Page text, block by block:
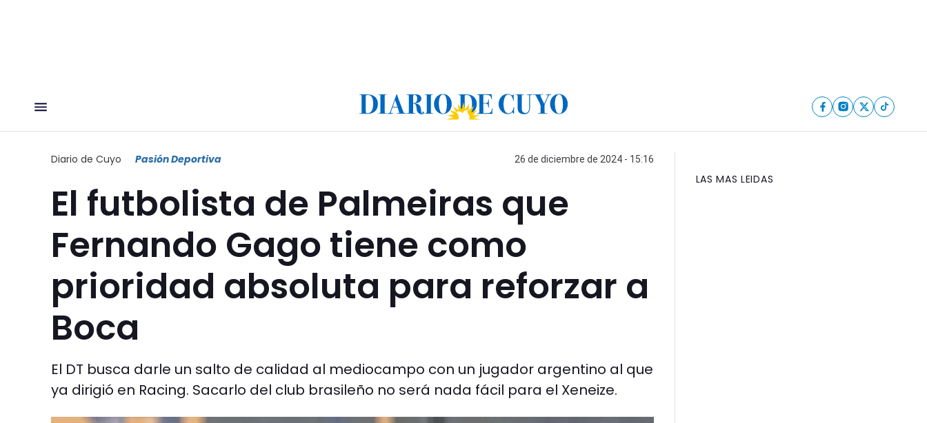
Diario de Cuyo Pasión Deportiva 26 de diciembre de 2024 - 15:16
El futbolista de Palmeiras que
Fernando Gago tiene como
prioridad absoluta para reforzar a
Boca
El DT busca darle un salto de calidad al mediocampo con un jugador argentino al que
ya dirigió en Racing. Sacarlo del club brasileño no será nada fácil para el Xeneize.
LAS MAS LEIDAS